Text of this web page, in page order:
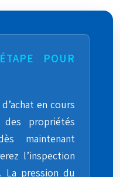
POUR
en cours
propriétés
maintenant
l’inspection
La pression du